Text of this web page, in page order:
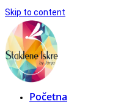
Skip to content
Početna